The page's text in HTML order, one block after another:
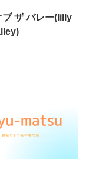
ブ ザ バレー(lilly